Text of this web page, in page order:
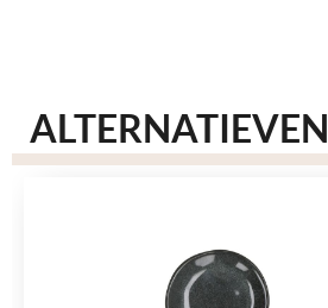
ALTERNATIEVEN